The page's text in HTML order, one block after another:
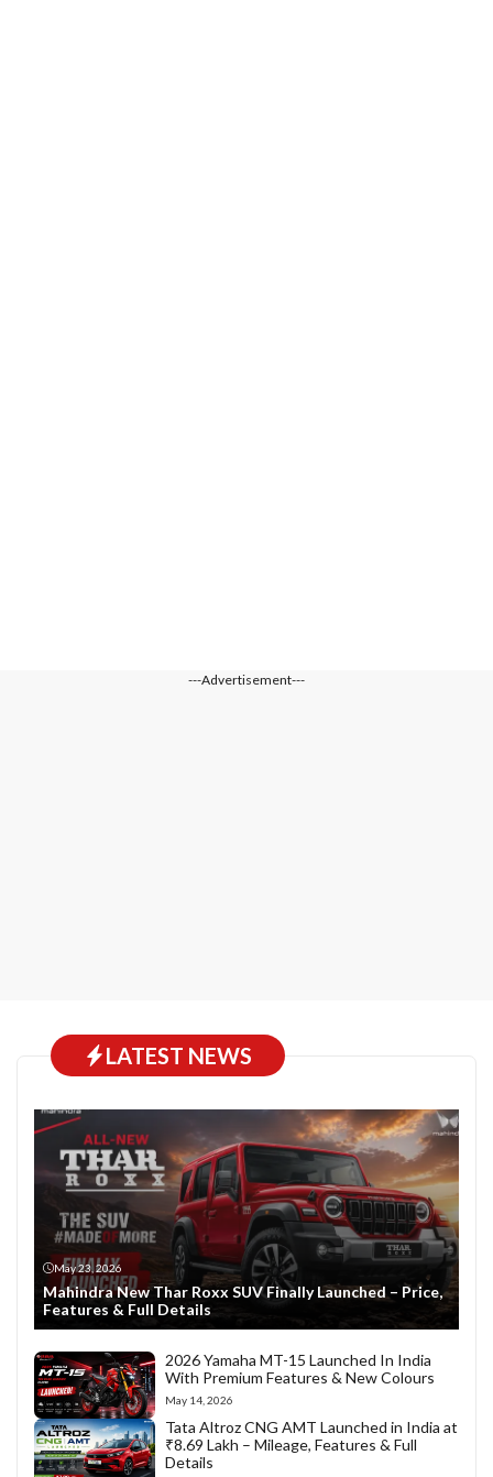
---Advertisement---
LATEST NEWS
May 23, 2026
Mahindra New Thar Roxx SUV Finally Launched – Price,
Features & Full Details
2026 Yamaha MT-15 Launched In India
With Premium Features & New Colours
May 14, 2026
Tata Altroz CNG AMT Launched in India at
₹8.69 Lakh – Mileage, Features & Full
Details